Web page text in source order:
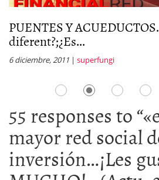
PUENTES Y
diferent?;¿Es...
6 diciembre, 2011 | superfungi
55 responses to “
mayor red social
inversión…¡Les